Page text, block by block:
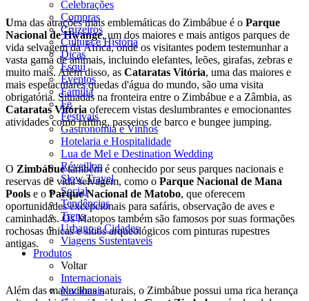
Celebrações
Compras
Cruzeiros
Cultura e História
Dicas
Esqui
Eventos
Família
Fé
Festivais
Gastronomia e Vinhos
Hotelaria e Hospitalidade
Lua de Mel e Destination Wedding
Réveillon
Slow Travel
Social
Tendências
Trens
Urbano e Cidades
Viagens Sustentaveis
Produtos
Voltar
Internacionais
Nacionais
Uma das atrações mais emblemáticas do Zimbábue é o Parque
Nacional de Hwange, um dos maiores e mais antigos parques de
vida selvagem da África, onde os visitantes podem testemunhar a
vasta gama de animais, incluindo elefantes, leões, girafas, zebras e
muito mais. Além disso, as Cataratas Vitória, uma das maiores e
mais espetaculares quedas d'água do mundo, são uma visita
obrigatória. Situadas na fronteira entre o Zimbábue e a Zâmbia, as
Cataratas Vitória oferecem vistas deslumbrantes e emocionantes
atividades como rafting, passeios de barco e bungee jumping.
O Zimbábuetambém é conhecido por seus parques nacionais e
reservas de vida selvagem, como o Parque Nacional de Mana
Pools e o Parque Nacional de Matobo, que oferecem
oportunidades excepcionais para safáris, observação de aves e
caminhadas. Os Matopos também são famosos por suas formações
rochosas únicas e sítios arqueológicos com pinturas rupestres
antigas.
Além das maravilhas naturais, o Zimbábue possui uma rica herança